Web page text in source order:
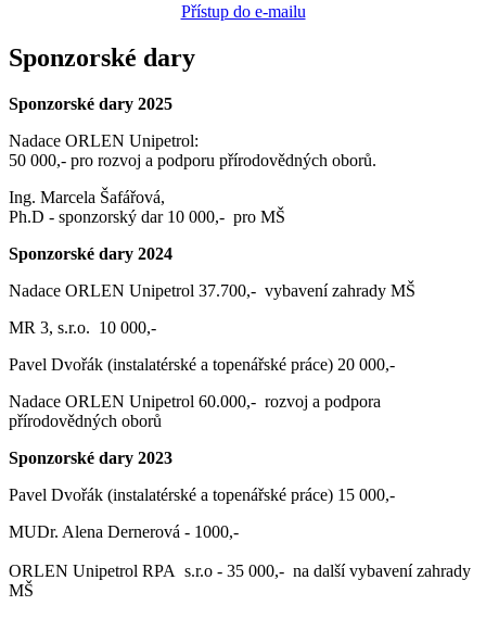
Přístup do e-mailu
Sponzorské dary
Sponzorské dary 2025
Nadace ORLEN Unipetrol:
50 000,- pro rozvoj a podporu přírodovědných oborů.
Ing. Marcela Šafářová,
Ph.D - sponzorský dar 10 000,- pro MŠ
Sponzorské dary 2024
Nadace ORLEN Unipetrol 37.700,- vybavení zahrady MŠ
MR 3, s.r.o. 10 000,-
Pavel Dvořák (instalatérské a topenářské práce) 20 000,-
Nadace ORLEN Unipetrol 60.000,- rozvoj a podpora
přírodovědných oborů
Sponzorské dary 2023
Pavel Dvořák (instalatérské a topenářské práce) 15 000,-
MUDr. Alena Dernerová - 1000,-
ORLEN Unipetrol RPA s.r.o - 35 000,- na další vybavení zahrady
MŠ